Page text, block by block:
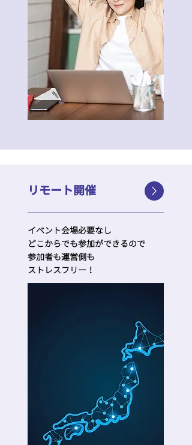
リモート開催
イベント会場必要なし
どこからでも参加ができるので
参加者も運営側も
​ストレスフリー！